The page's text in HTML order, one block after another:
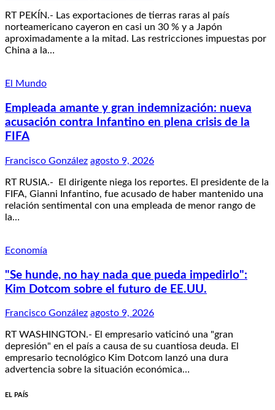
RT PEKÍN.- Las exportaciones de tierras raras al país
norteamericano cayeron en casi un 30 % y a Japón
aproximadamente a la mitad. Las restricciones impuestas por
China a la…
El Mundo
Empleada amante y gran indemnización: nueva
acusación contra Infantino en plena crisis de la
FIFA
Francisco González agosto 9, 2026
RT RUSIA.- El dirigente niega los reportes. El presidente de la
FIFA, Gianni Infantino, fue acusado de haber mantenido una
relación sentimental con una empleada de menor rango de
la…
Economía
"Se hunde, no hay nada que pueda impedirlo":
Kim Dotcom sobre el futuro de EE.UU.
Francisco González agosto 9, 2026
RT WASHINGTON.- El empresario vaticinó una "gran
depresión" en el país a causa de su cuantiosa deuda. El
empresario tecnológico Kim Dotcom lanzó una dura
advertencia sobre la situación económica…
EL PAÍS